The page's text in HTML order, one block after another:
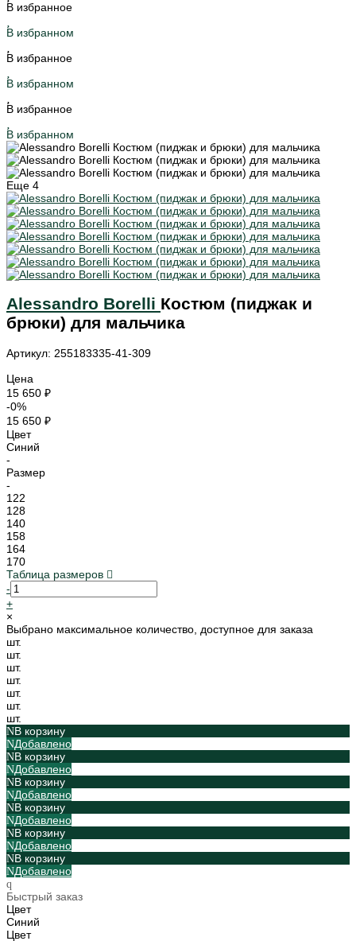
В избранное
В избранном
В избранное
В избранном
В избранное
В избранном
Еще 4
Alessandro Borelli Костюм (пиджак и
брюки) для мальчика
Артикул: 255183335-41-309
Цена
15 650 ₽
-0%
15 650 ₽
Цвет
Синий
-
Размер
-
122
128
140
158
164
170
Таблица размеров
-
+
×
Выбрано максимальное количество, доступное для заказа
шт.
шт.
шт.
шт.
шт.
шт.
шт.
В корзину
Добавлено
В корзину
Добавлено
В корзину
Добавлено
В корзину
Добавлено
В корзину
Добавлено
В корзину
Добавлено
Быстрый заказ
Цвет
Синий
Цвет